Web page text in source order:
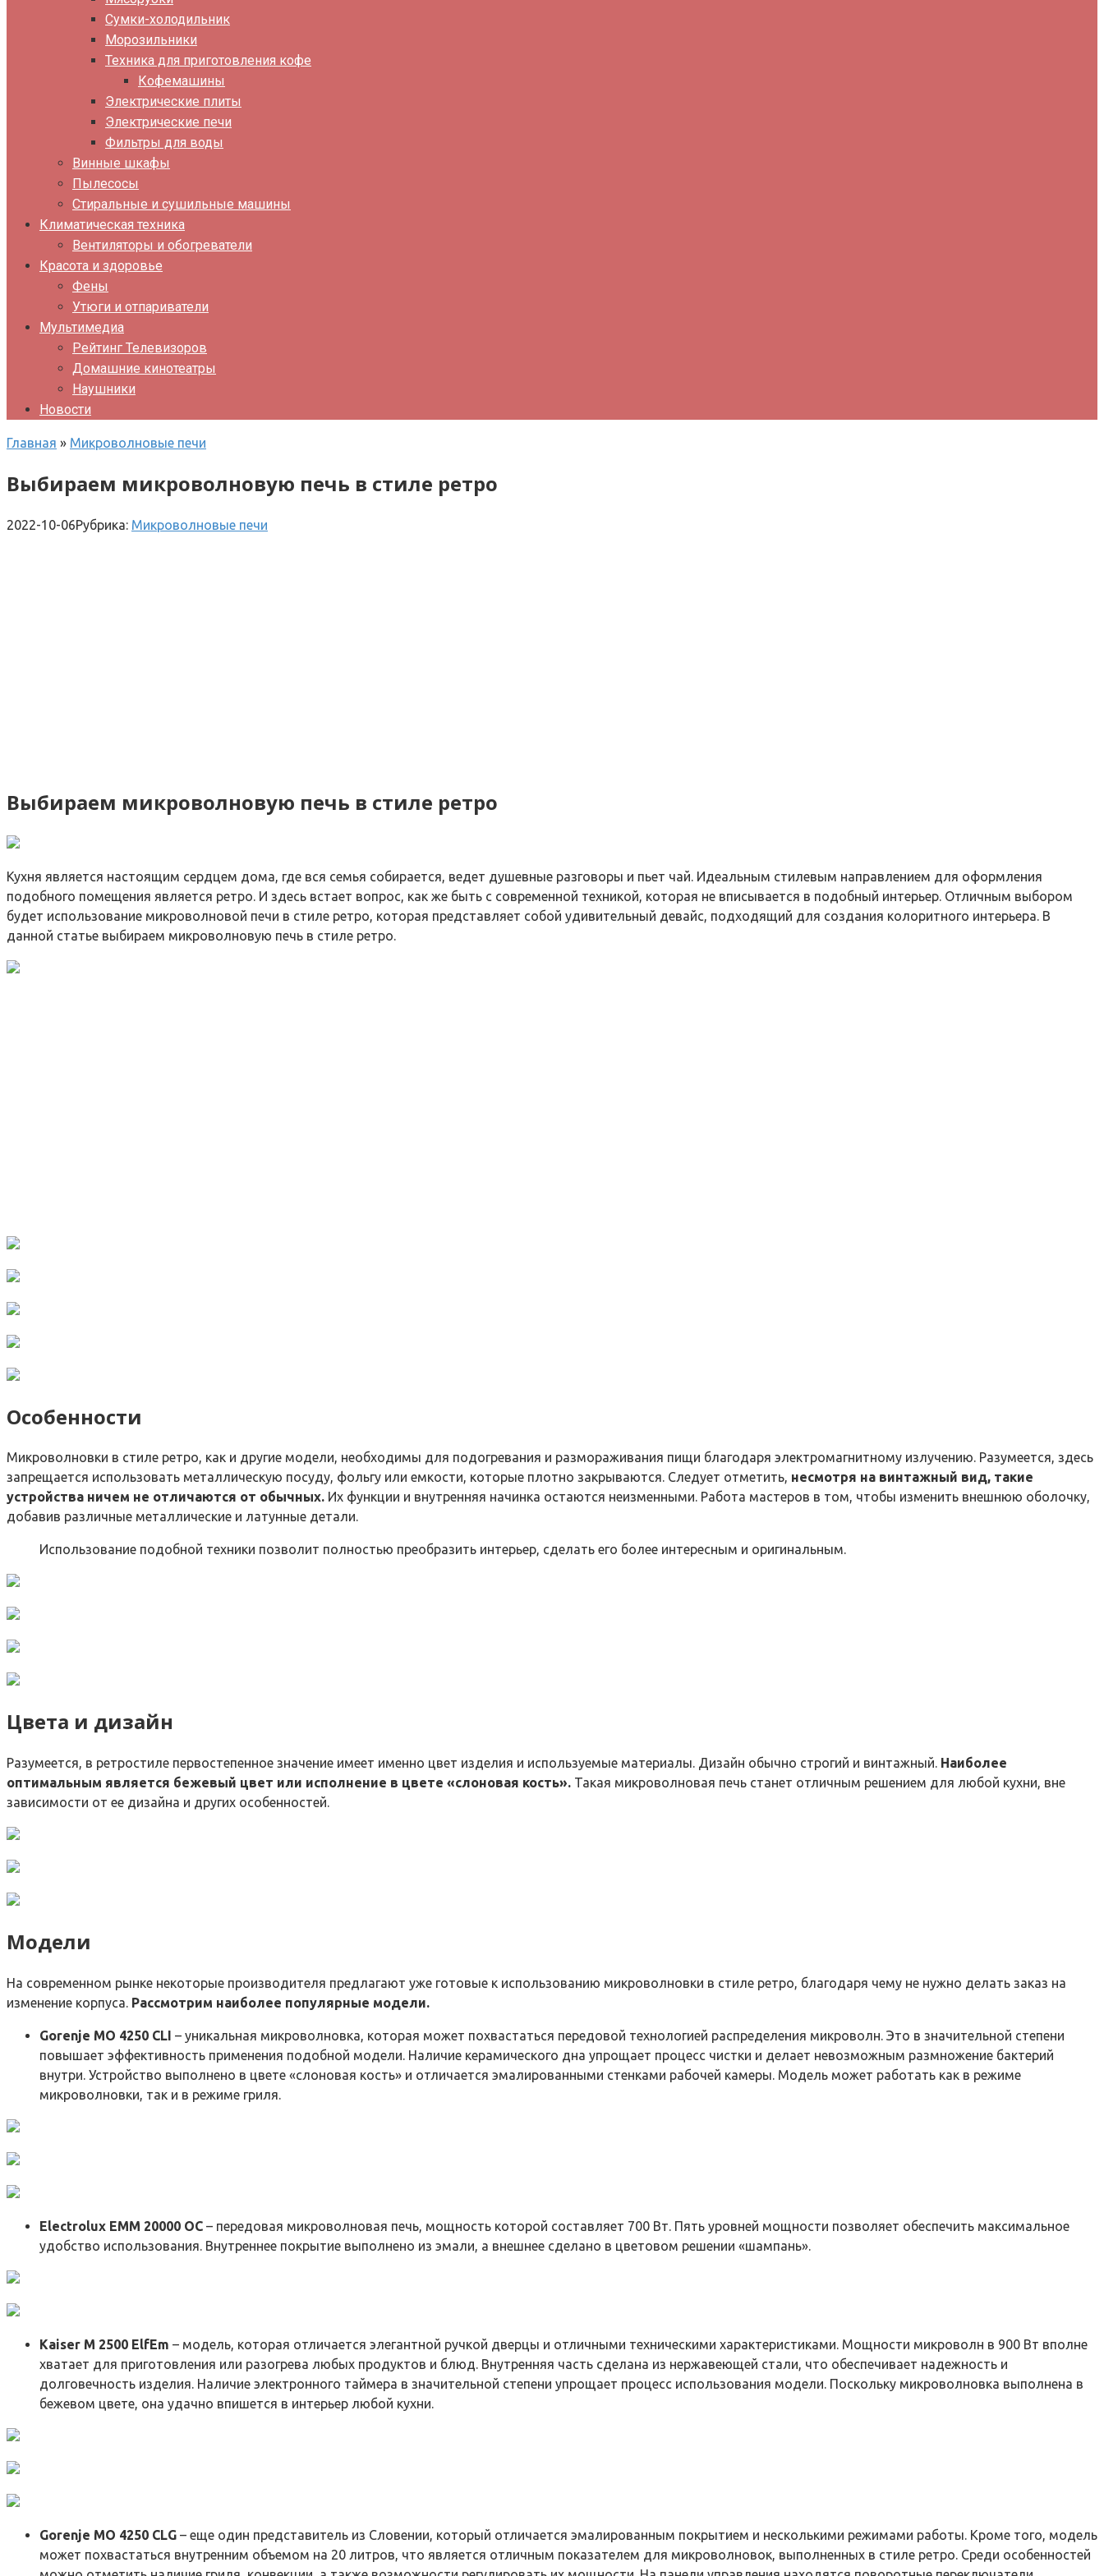
Сумки-холодильник
Морозильники
Техника для приготовления кофе
Кофемашины
Электрические плиты
Электрические печи
Фильтры для воды
Винные шкафы
Пылесосы
Стиральные и сушильные машины
Климатическая техника
Вентиляторы и обогреватели
Красота и здоровье
Фены
Утюги и отпариватели
Мультимедиа
Рейтинг Телевизоров
Домашние кинотеатры
Наушники
Новости
Главная » Микроволновые печи
Выбираем микроволновую печь в стиле ретро
2022-10-06Рубрика: Микроволновые печи
Выбираем микроволновую печь в стиле ретро
Кухня является настоящим сердцем дома, где вся семья собирается, ведет душевные разговоры и пьет чай. Идеальным стилевым направлением для оформления
подобного помещения является ретро. И здесь встает вопрос, как же быть с современной техникой, которая не вписывается в подобный интерьер. Отличным выбором
будет использование микроволновой печи в стиле ретро, которая представляет собой удивительный девайс, подходящий для создания колоритного интерьера. В
данной статье выбираем микроволновую печь в стиле ретро.
Особенности
Микроволновки в стиле ретро, как и другие модели, необходимы для подогревания и размораживания пищи благодаря электромагнитному излучению. Разумеется, здесь
запрещается использовать металлическую посуду, фольгу или емкости, которые плотно закрываются. Следует отметить, несмотря на винтажный вид, такие
устройства ничем не отличаются от обычных. Их функции и внутренняя начинка остаются неизменными. Работа мастеров в том, чтобы изменить внешнюю оболочку,
добавив различные металлические и латунные детали.
Использование подобной техники позволит полностью преобразить интерьер, сделать его более интересным и оригинальным.
Цвета и дизайн
Разумеется, в ретростиле первостепенное значение имеет именно цвет изделия и используемые материалы. Дизайн обычно строгий и винтажный. Наиболее
оптимальным является бежевый цвет или исполнение в цвете «слоновая кость». Такая микроволновая печь станет отличным решением для любой кухни, вне
зависимости от ее дизайна и других особенностей.
Модели
На современном рынке некоторые производителя предлагают уже готовые к использованию микроволновки в стиле ретро, благодаря чему не нужно делать заказ на
изменение корпуса. Рассмотрим наиболее популярные модели.
Gorenje MO 4250 CLI – уникальная микроволновка, которая может похвастаться передовой технологией распределения микроволн. Это в значительной степени
повышает эффективность применения подобной модели. Наличие керамического дна упрощает процесс чистки и делает невозможным размножение бактерий
внутри. Устройство выполнено в цвете «слоновая кость» и отличается эмалированными стенками рабочей камеры. Модель может работать как в режиме
микроволновки, так и в режиме гриля.
Electrolux EMM 20000 OC – передовая микроволновая печь, мощность которой составляет 700 Вт. Пять уровней мощности позволяет обеспечить максимальное
удобство использования. Внутреннее покрытие выполнено из эмали, а внешнее сделано в цветовом решении «шампань».
Kaiser M 2500 ElfEm – модель, которая отличается элегантной ручкой дверцы и отличными техническими характеристиками. Мощности микроволн в 900 Вт вполне
хватает для приготовления или разогрева любых продуктов и блюд. Внутренняя часть сделана из нержавеющей стали, что обеспечивает надежность и
долговечность изделия. Наличие электронного таймера в значительной степени упрощает процесс использования модели. Поскольку микроволновка выполнена в
бежевом цвете, она удачно впишется в интерьер любой кухни.
Gorenje MO 4250 CLG – еще один представитель из Словении, который отличается эмалированным покрытием и несколькими режимами работы. Кроме того, модель
может похвастаться внутренним объемом на 20 литров, что является отличным показателем для микроволновок, выполненных в стиле ретро. Среди особенностей